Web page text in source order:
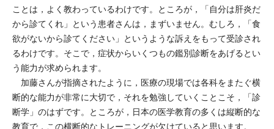
ことは，よく教わっているわけです。ところが，「自分は肝炎だ
から診てくれ」という患者さんは，まずいません。むしろ，「食
欲がないから診てください」というような訴えをもって受診され
るわけです。そこで，症状からいくつもの鑑別診断をあげるとい
う能力が求められます。
加藤さんが指摘されたように，医療の現場では各科をまたぐ横
断的な能力が非常に大切で，それを勉強していくことこそ，「診
断学」のはずです。ところが，日本の医学教育の多くは縦断的な
教育で，この横断的なトレーニングが欠けていると思います。